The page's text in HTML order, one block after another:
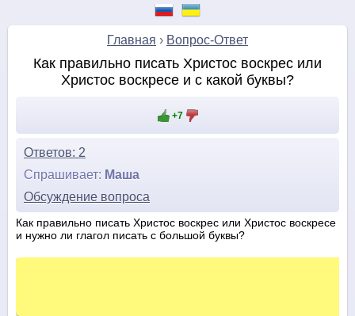
Главная › Вопрос-Ответ
Как правильно писать Христос воскрес или
Христос воскресе и с какой буквы?
+7
Ответов: 2
Спрашивает: Маша
Обсуждение вопроса
Как правильно писать Христос воскрес или Христос воскресе
и нужно ли глагол писать с большой буквы?